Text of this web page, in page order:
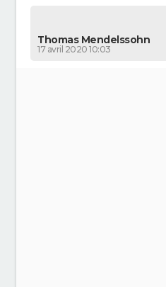
Thomas Mendelssohn
17 avril 2020 10:03